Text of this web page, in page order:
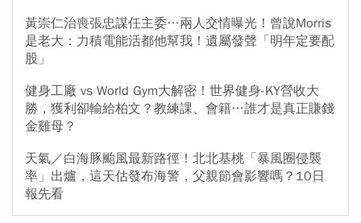
黃崇仁治喪張忠謀任主委…兩人交情曝光！曾說Morris
是老大：力積電能活都他幫我！遺屬發聲「明年定要配
股」
健身工廠 vs World Gym大解密！世界健身-KY營收大
勝，獲利卻輸給柏文？教練課、會籍…誰才是真正賺錢
金雞母？
天氣／白海豚颱風最新路徑！北北基桃「暴風圈侵襲
率」出爐，這天估發布海警，父親節會影響嗎？10日
報先看